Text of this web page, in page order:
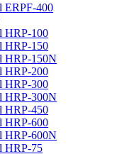
ERPF-400
HRP-100
HRP-150
HRP-150N
HRP-200
HRP-300
HRP-300N
HRP-450
HRP-600
HRP-600N
HRP-75